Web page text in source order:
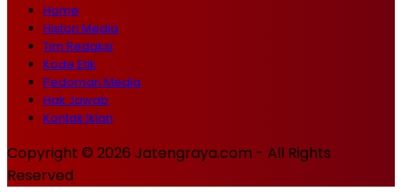
Home
Histori Media
Tim Redaksi
Kode Etik
Pedoman Media
Hak Jawab
Kontak Iklan
Copyright © 2026 Jatengraya.com - All Rights
Reserved